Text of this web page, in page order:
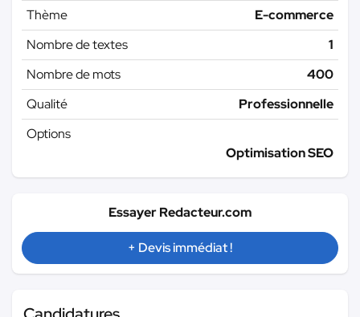
Thème
E-commerce
Nombre de textes
1
Nombre de mots
400
Qualité
Professionnelle
Options
Optimisation SEO
Essayer Redacteur.com
+ Devis immédiat !